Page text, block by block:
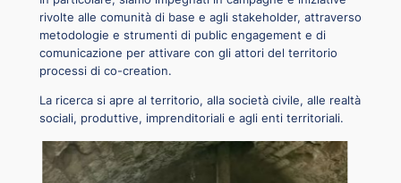
rivolte alle comunità di base e agli stakeholder, attraverso
metodologie e strumenti di public engagement e di
comunicazione per attivare con gli attori del territorio
processi di co-creation.
La ricerca si apre al territorio, alla società civile, alle realtà
sociali, produttive, imprenditoriali e agli enti territoriali.